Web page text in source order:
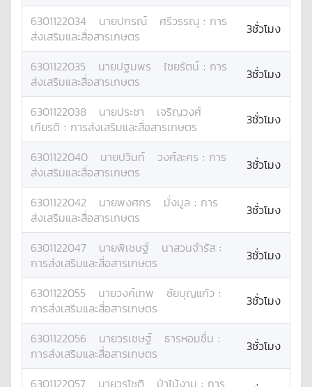
6301122034 นายปกรณ์ ศรีวรรณุ : การ
ส่งเสริมและสื่อสารเกษตร
3ชั่วโมง
6301122035 นายปฐมพร ไชยรัตน์ : การ
ส่งเสริมและสื่อสารเกษตร
3ชั่วโมง
6301122038 นายประชา
เจริญวงศ์
เกียรติ : การส่งเสริมและสื่อสารเกษตร 3ชั่วโมง
6301122040 นายปวินท์ วงศ์ละคร : การ
ส่งเสริมและสื่อสารเกษตร
3ชั่วโมง
6301122042 นายพงศกร มั่งมูล : การ
ส่งเสริมและสื่อสารเกษตร
3ชั่วโมง
6301122047 นายพิเชษฐ์ นาสวนจำรัส :
การส่งเสริมและสื่อสารเกษตร
3ชั่วโมง
6301122055 นายวงค์เทพ ชัยบุญแก้ว :
การส่งเสริมและสื่อสารเกษตร
3ชั่วโมง
6301122056 นายวรเชษฐ์ ธารหอมชื่น :
การส่งเสริมและสื่อสารเกษตร
3ชั่วโมง
6301122057 นายวรโชติ ป่าไม้งาม : การ